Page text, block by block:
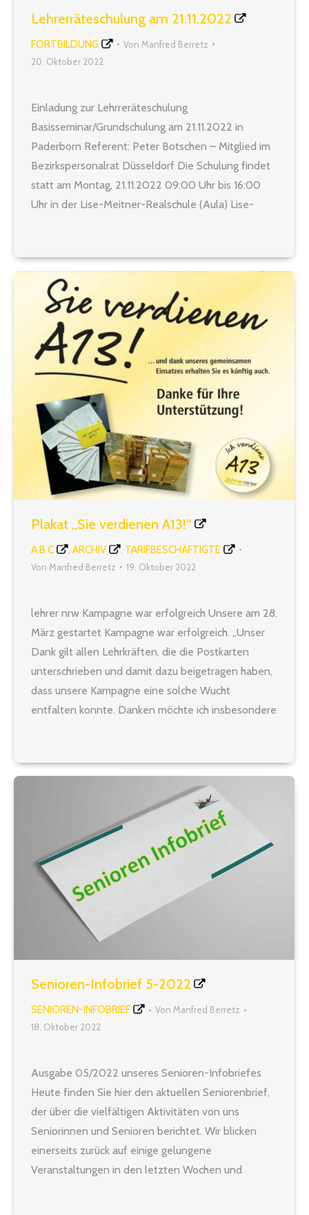
Lehrerräteschulung am 21.11.2022
FORTBILDUNG Von Manfred Berretz
20. Oktober 2022
Einladung zur Lehrreräteschulung
Basisseminar/Grundschulung am 21.11.2022 in
Paderborn Referent: Peter Botschen – Mitglied im
Bezirkspersonalrat Düsseldorf Die Schulung findet
statt am Montag, 21.11.2022 09:00 Uhr bis 16:00
Uhr in der Lise-Meitner-Realschule (Aula) Lise-
gewählte und auch bereits im Amt befindliche
Lehrerratsmitglieder Informationen über die…
Plakat „Sie verdienen A13!“
A B C ARCHIV TARIFBESCHÄFTIGTE
Von Manfred Berretz 19. Oktober 2022
lehrer nrw Kampagne war erfolgreich Unsere am 28.
März gestartet Kampagne war erfolgreich. „Unser
Dank gilt allen Lehrkräften, die die Postkarten
unterschrieben und damit dazu beigetragen haben,
dass unsere Kampagne eine solche Wucht
entfalten konnte. Danken möchte ich insbesondere
Vertrauenslehrerinnen…
Senioren-Infobrief 5-2022
SENIOREN-INFOBRIEF Von Manfred Berretz
18. Oktober 2022
Ausgabe 05/2022 unseres Senioren-Infobriefes
Heute finden Sie hier den aktuellen Seniorenbrief,
der über die vielfältigen Aktivitäten von uns
Seniorinnen und Senioren berichtet. Wir blicken
einerseits zurück auf einige gelungene
Veranstaltungen in den letzten Wochen und